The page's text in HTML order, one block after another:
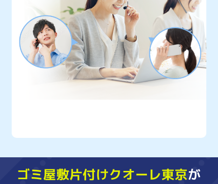
ゴミ屋敷片付けクオーレ東京が